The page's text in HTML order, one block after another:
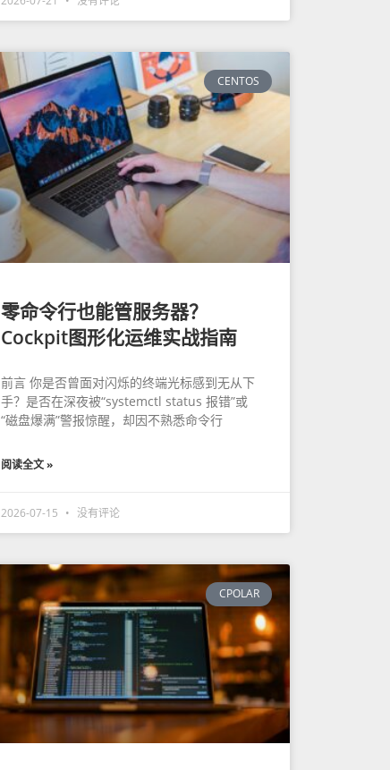
CENTOS
零命令行也能管服务器？
Cockpit图形化运维实战指南
前言 你是否曾面对闪烁的终端光标感到无从下
手？是否在深夜被“systemctl status 报错”或
“磁盘爆满”警报惊醒，却因不熟悉命令行
阅读全文 »
2026-07-15 没有评论
CPOLAR